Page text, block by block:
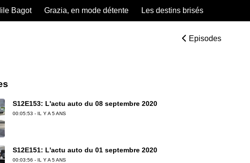
Bagot Grazia, en mode détente Les destins brisés
Episodes
S12E153: L'actu auto du 08 septembre 2020
00:05:53 - IL Y A 5 ANS
S12E151: L'actu auto du 01 septembre 2020
00:03:56 - IL Y A 5 ANS